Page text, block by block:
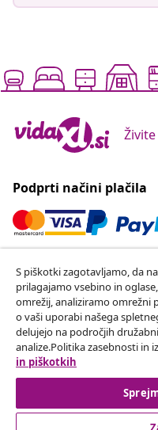
Podprti načini plačila
Naročite se na
Pridružite se več kot
tedenske akcije,
vidaXL.
Our social media
S piškotki zagotavljamo, da
prilagajamo vsebino in
omrežij, analiziramo omrežni
o vaši uporabi našega
delujejo na področjih
analize.Politika zasebnosti in
in piškotkih